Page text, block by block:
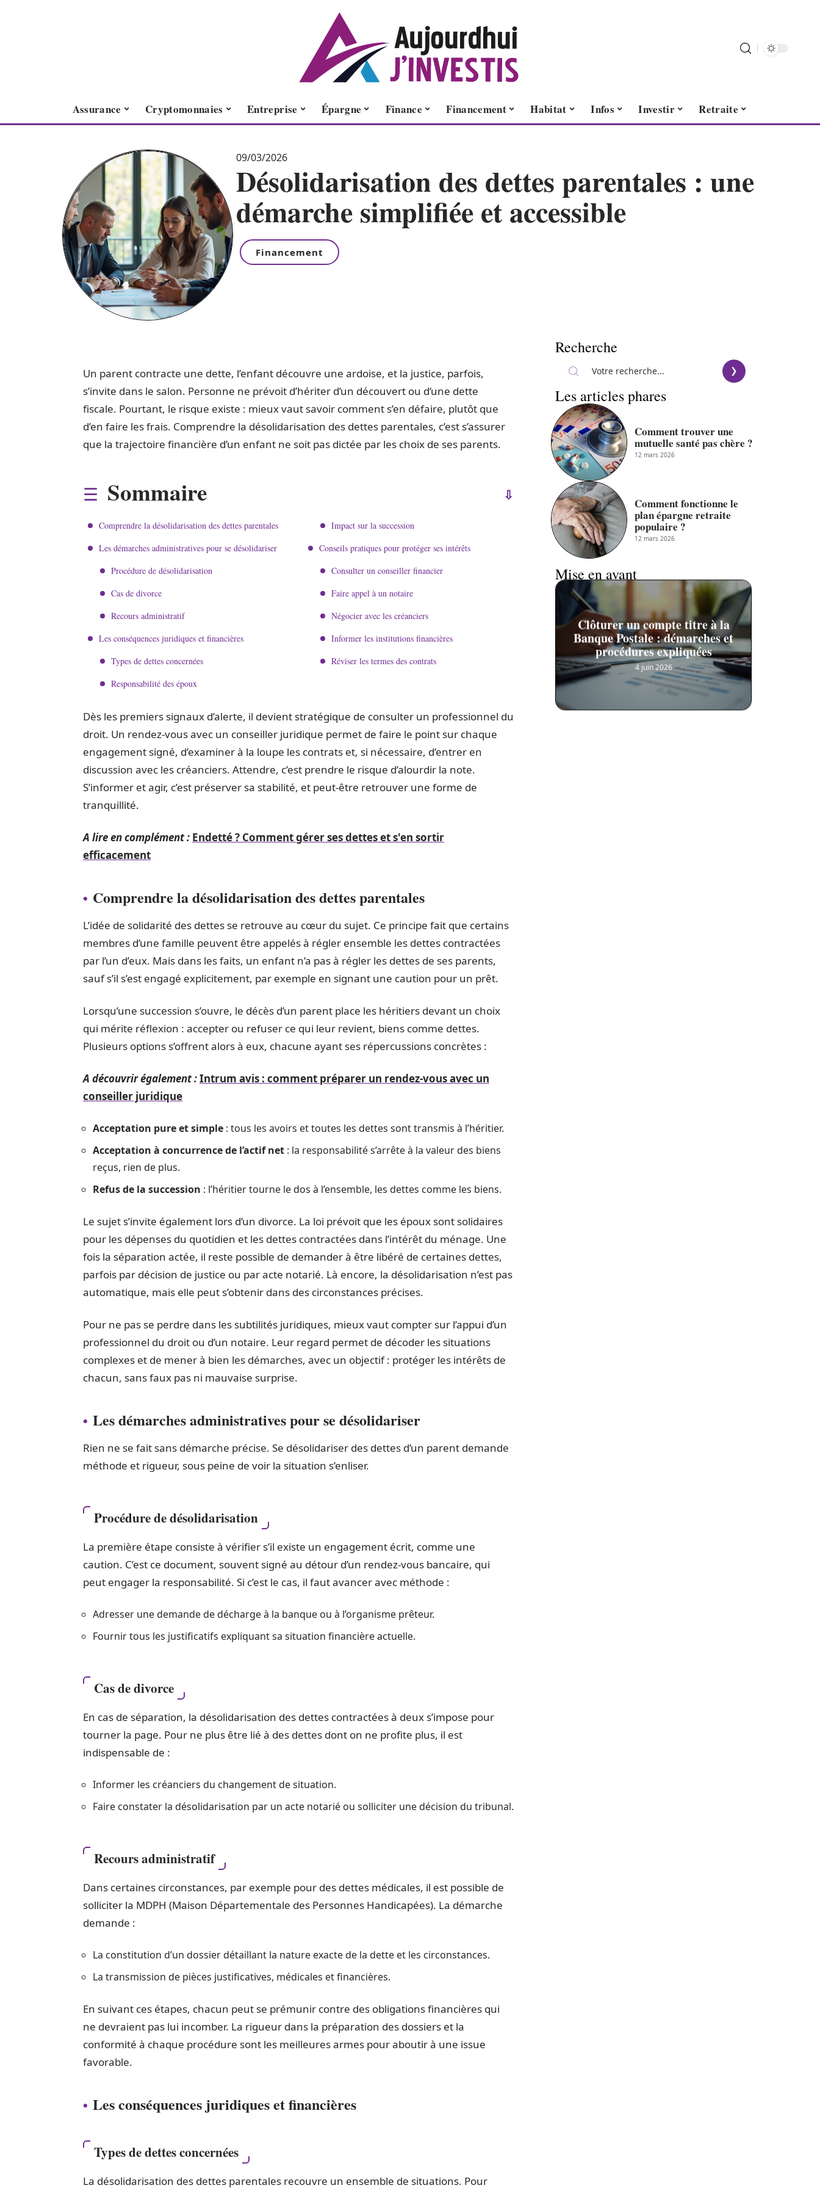
Assurance Cryptomonnaies Entreprise Épargne Finance Financement Habitat Infos Investir Retraite
09/03/2026
Désolidarisation des dettes parentales : une
démarche simplifiée et accessible
Financement
Un parent contracte une dette, l’enfant découvre une ardoise, et la justice, parfois,
s’invite dans le salon. Personne ne prévoit d’hériter d’un découvert ou d’une dette
fiscale. Pourtant, le risque existe : mieux vaut savoir comment s’en défaire, plutôt que
d’en faire les frais. Comprendre la désolidarisation des dettes parentales, c’est s’assurer
que la trajectoire financière d’un enfant ne soit pas dictée par les choix de ses parents.
Sommaire
Comprendre la désolidarisation des dettes parentales
Les démarches administratives pour se désolidariser
Procédure de désolidarisation
Cas de divorce
Recours administratif
Les conséquences juridiques et financières
Types de dettes concernées
Responsabilité des époux
Impact sur la succession
Conseils pratiques pour protéger ses intérêts
Consulter un conseiller financier
Faire appel à un notaire
Négocier avec les créanciers
Informer les institutions financières
Réviser les termes des contrats
Dès les premiers signaux d’alerte, il devient stratégique de consulter un professionnel du
droit. Un rendez-vous avec un conseiller juridique permet de faire le point sur chaque
engagement signé, d’examiner à la loupe les contrats et, si nécessaire, d’entrer en
discussion avec les créanciers. Attendre, c’est prendre le risque d’alourdir la note.
S’informer et agir, c’est préserver sa stabilité, et peut-être retrouver une forme de
tranquillité.
A lire en complément : Endetté ? Comment gérer ses dettes et s'en sortir
efficacement
Comprendre la désolidarisation des dettes parentales
L’idée de solidarité des dettes se retrouve au cœur du sujet. Ce principe fait que certains
membres d’une famille peuvent être appelés à régler ensemble les dettes contractées
par l’un d’eux. Mais dans les faits, un enfant n’a pas à régler les dettes de ses parents,
sauf s’il s’est engagé explicitement, par exemple en signant une caution pour un prêt.
Lorsqu’une succession s’ouvre, le décès d’un parent place les héritiers devant un choix
qui mérite réflexion : accepter ou refuser ce qui leur revient, biens comme dettes.
Plusieurs options s’offrent alors à eux, chacune ayant ses répercussions concrètes :
A découvrir également :Intrum avis : comment préparer un rendez-vous avec un
conseiller juridique
Acceptation pure et simple : tous les avoirs et toutes les dettes sont transmis à l’héritier.
Acceptation à concurrence de l’actif net : la responsabilité s’arrête à la valeur des biens
reçus, rien de plus.
Refus de la succession : l’héritier tourne le dos à l’ensemble, les dettes comme les biens.
Le sujet s’invite également lors d’un divorce. La loi prévoit que les époux sont solidaires
pour les dépenses du quotidien et les dettes contractées dans l’intérêt du ménage. Une
fois la séparation actée, il reste possible de demander à être libéré de certaines dettes,
parfois par décision de justice ou par acte notarié. Là encore, la désolidarisation n’est pas
automatique, mais elle peut s’obtenir dans des circonstances précises.
Pour ne pas se perdre dans les subtilités juridiques, mieux vaut compter sur l’appui d’un
professionnel du droit ou d’un notaire. Leur regard permet de décoder les situations
complexes et de mener à bien les démarches, avec un objectif : protéger les intérêts de
chacun, sans faux pas ni mauvaise surprise.
Les démarches administratives pour se désolidariser
Rien ne se fait sans démarche précise. Se désolidariser des dettes d’un parent demande
méthode et rigueur, sous peine de voir la situation s’enliser.
Procédure de désolidarisation
La première étape consiste à vérifier s’il existe un engagement écrit, comme une
caution. C’est ce document, souvent signé au détour d’un rendez-vous bancaire, qui
peut engager la responsabilité. Si c’est le cas, il faut avancer avec méthode :
Adresser une demande de décharge à la banque ou à l’organisme prêteur.
Fournir tous les justificatifs expliquant sa situation financière actuelle.
Cas de divorce
En cas de séparation, la désolidarisation des dettes contractées à deux s’impose pour
tourner la page. Pour ne plus être lié à des dettes dont on ne profite plus, il est
indispensable de :
Informer les créanciers du changement de situation.
Faire constater la désolidarisation par un acte notarié ou solliciter une décision du tribunal.
Recours administratif
Dans certaines circonstances, par exemple pour des dettes médicales, il est possible de
solliciter la MDPH (Maison Départementale des Personnes Handicapées). La démarche
demande :
La constitution d’un dossier détaillant la nature exacte de la dette et les circonstances.
La transmission de pièces justificatives, médicales et financières.
En suivant ces étapes, chacun peut se prémunir contre des obligations financières qui
ne devraient pas lui incomber. La rigueur dans la préparation des dossiers et la
conformité à chaque procédure sont les meilleures armes pour aboutir à une issue
favorable.
Les conséquences juridiques et financières
Types de dettes concernées
La désolidarisation des dettes parentales recouvre un ensemble de situations. Pour
Recherche
Les articles phares
Comment trouver une
mutuelle santé pas chère ?
12 mars 2026
Comment fonctionne le
plan épargne retraite
populaire ?
12 mars 2026
Mise en avant
Clôturer un compte titre à la
Banque Postale : démarches et
procédures expliquées
4 juin 2026